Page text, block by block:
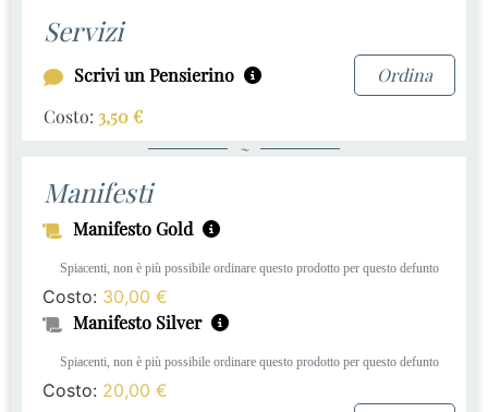
Servizi
Scrivi un Pensierino
Ordina
Costo: 3,50€
~
Manifesti
Manifesto Gold
Spiacenti, non è più possibile ordinare questo prodotto per questo defunto
Costo: 30,00 €
Manifesto Silver
Spiacenti, non è più possibile ordinare questo prodotto per questo defunto
Costo: 20,00 €